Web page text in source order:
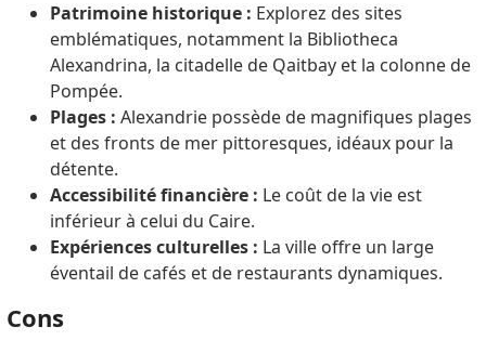
Patrimoine historique : Explorez des sites
emblématiques, notamment la Bibliotheca
Alexandrina, la citadelle de Qaitbay et la colonne de
Pompée.
Plages : Alexandrie possède de magnifiques plages
et des fronts de mer pittoresques, idéaux pour la
détente.
Accessibilité financière : Le coût de la vie est
inférieur à celui du Caire.
Expériences culturelles : La ville offre un large
éventail de cafés et de restaurants dynamiques.
Cons